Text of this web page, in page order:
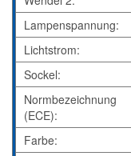
Lampenspannung:
Lichtstrom:
Sockel:
Normbezeichnung
(ECE):
Farbe: